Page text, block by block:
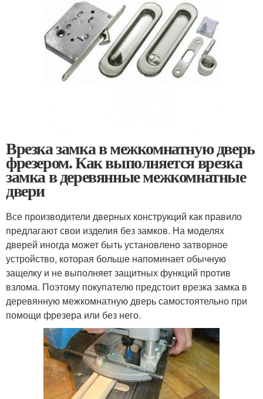
Врезка замка в межкомнатную дверь
фрезером. Как выполняется врезка
замка в деревянные межкомнатные
двери
Все производители дверных конструкций как правило
предлагают свои изделия без замков. На моделях
дверей иногда может быть установлено затворное
устройство, которая больше напоминает обычную
защелку и не выполняет защитных функций против
взлома. Поэтому покупателю предстоит врезка замка в
деревянную межкомнатную дверь самостоятельно при
помощи фрезера или без него.